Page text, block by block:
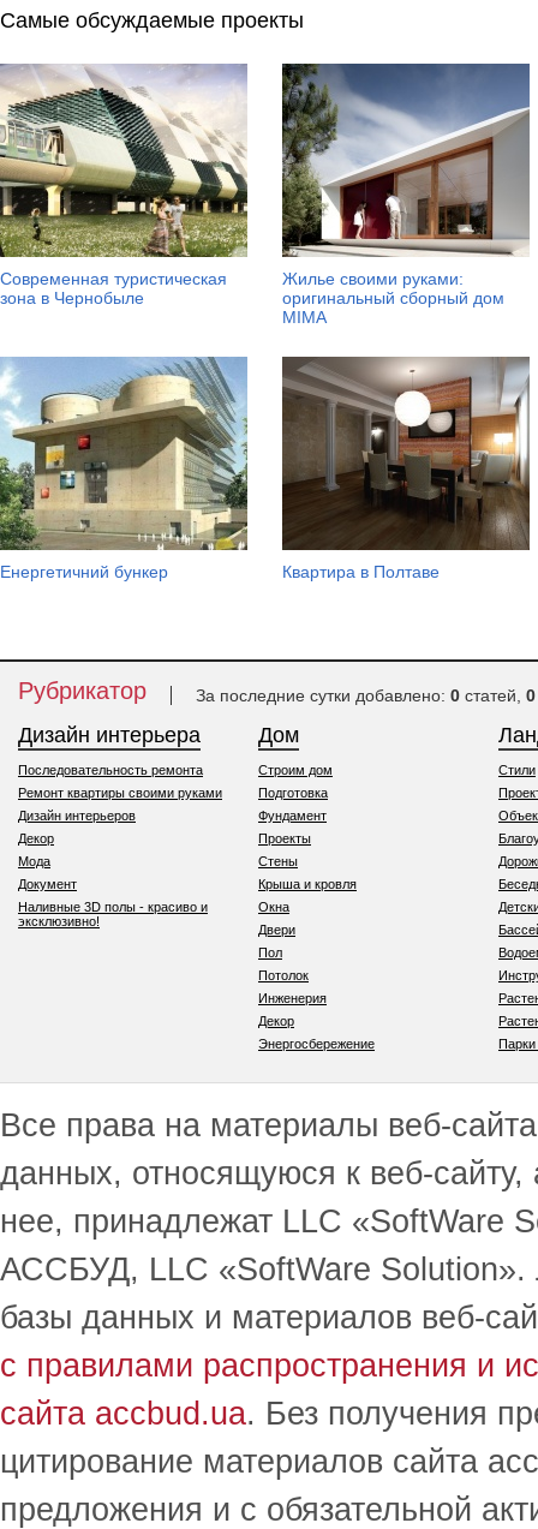
Самые обсуждаемые проекты
Современная туристическая
зона в Чернобыле
Жилье своими руками:
оригинальный сборный дом
MIMA
Енергетичний бункер Квартира в Полтаве
Рубрикатор За последние сутки добавлено: 0 статей, 0
Дизайн интерьера
Последовательность ремонта
Ремонт квартиры своими руками
Дизайн интерьеров
Декор
Мода
Документ
Наливные 3D полы - красиво и
эксклюзивно!
Дом
Строим дом
Подготовка
Фундамент
Проекты
Стены
Крыша и кровля
Окна
Двери
Пол
Потолок
Инженерия
Декор
Энергосбережение
Стили
Все права на материалы веб-
данных, относящуюся к веб-
нее, принадлежат LLC
АССБУД, LLC «SoftWare Solution».
базы данных и материалов веб-
с правилами распространения и
сайта accbud.ua. Без получения
цитирование материалов сайта
предложения и с обязательной